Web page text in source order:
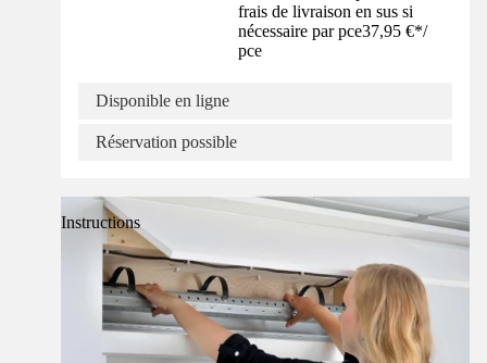
frais de livraison en sus si
nécessaire par pce37,95 €*/
pce
Disponible en ligne
Réservation possible
Instructions